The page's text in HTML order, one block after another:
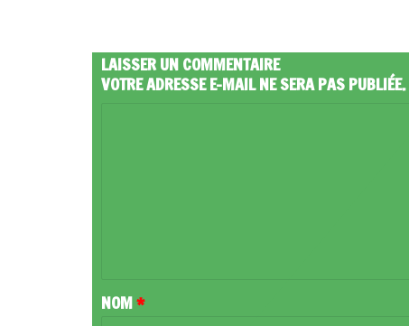
LAISSER UN COMMENTAIRE
VOTRE ADRESSE E-MAIL NE SERA PAS PUBLIÉE.
A
NOM*